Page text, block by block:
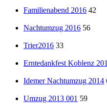
Familienabend 2016 42
Nachtumzug 2016 56
Trier2016 33
Erntedankfest Koblenz
Idemer Nachtumzug 2014
Umzug 2013 001 59